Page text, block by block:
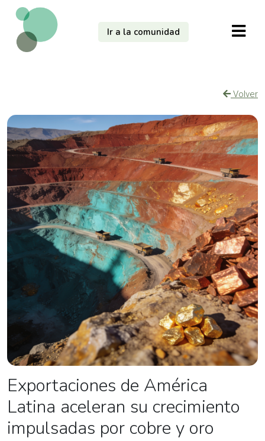
Ir a la comunidad
Volver
Exportaciones de América
Latina aceleran su crecimiento
impulsadas por cobre y oro